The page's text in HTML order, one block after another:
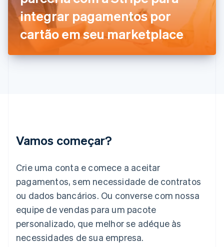
integrar pagamentos por
cartão em seu marketplace
Vamos começar?
Crie uma conta e comece a aceitar
pagamentos, sem necessidade de contratos
ou dados bancários. Ou converse com nossa
equipe de vendas para um pacote
personalizado, que melhor se adéque às
necessidades de sua empresa.
Gibraltar
English
Grécia
English
English
日本語English
Liechtenstein
DeutschEnglish
Lituânia
English
Luxemburgo
FrançaisDeutsch English
English简体中文